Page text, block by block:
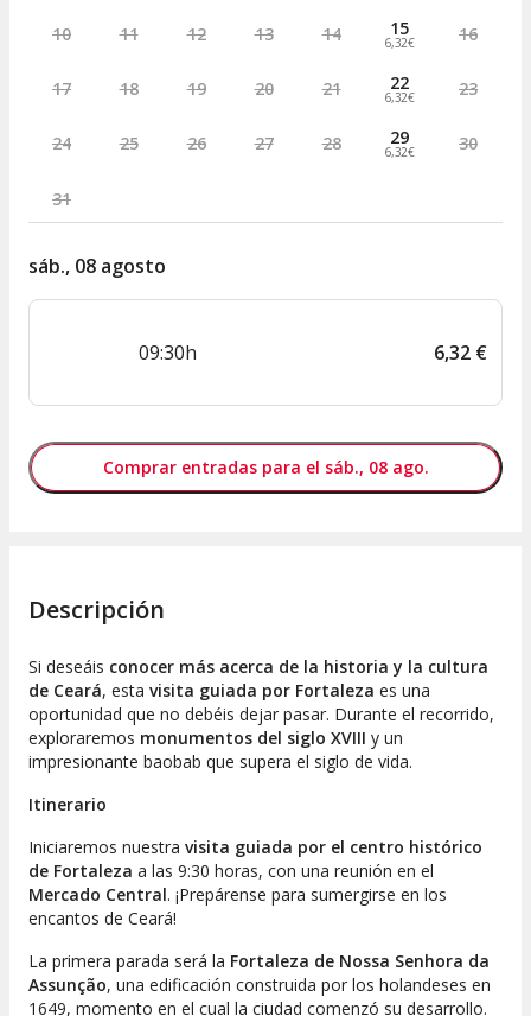
10 11 12 13 14 15
6,32€ 16
17 18 19 20 21 22
6,32€ 23
24 25 26 27 28 29
6,32€ 30
31
sáb., 08 agosto
09:30h 6,32 €
Comprar entradas para el sáb., 08 ago.
Descripción
Si deseáis conocer más acerca de la historia y la cultura
de Ceará, esta visita guiada por Fortaleza es una
oportunidad que no debéis dejar pasar. Durante el recorrido,
exploraremos monumentos del siglo XVIII y un
impresionante baobab que supera el siglo de vida.
Itinerario
Iniciaremos nuestra visita guiada por el centro histórico
de Fortaleza a las 9:30 horas, con una reunión en el
Mercado Central. ¡Prepárense para sumergirse en los
encantos de Ceará!
La primera parada será la Fortaleza de Nossa Senhora da
Assunção, una edificación construida por los holandeses en
1649, momento en el cual la ciudad comenzó su desarrollo.